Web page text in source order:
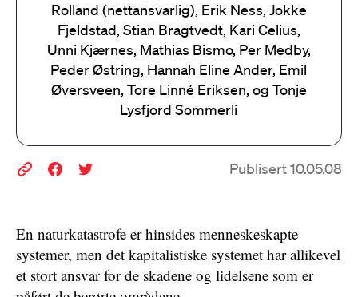
Rolland (nettansvarlig), Erik Ness, Jokke
Fjeldstad, Stian Bragtvedt, Kari Celius,
Unni Kjærnes, Mathias Bismo, Per Medby,
Peder Østring, Hannah Eline Ander, Emil
Øversveen, Tore Linné Eriksen, og Tonje
Lysfjord Sommerli
Publisert 10.05.08
En naturkatastrofe er hinsides menneskeskapte
systemer, men det kapitalistiske systemet har allikevel
et stort ansvar for de skadene og lidelsene som er